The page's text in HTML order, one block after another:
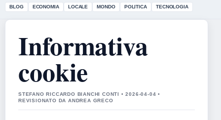
BLOG ECONOMIA LOCALE MONDO POLITICA TECNOLOGIA
Informativa
cookie
STEFANO RICCARDO BIANCHI CONTI • 2026-04-04 •
REVISIONATO DA ANDREA GRECO